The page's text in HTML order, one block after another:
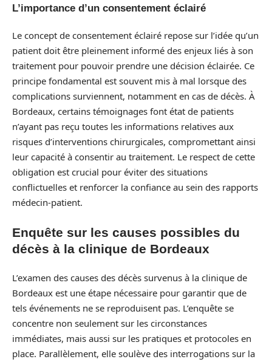
L’importance d’un consentement éclairé
Le concept de consentement éclairé repose sur l’idée qu’un
patient doit être pleinement informé des enjeux liés à son
traitement pour pouvoir prendre une décision éclairée. Ce
principe fondamental est souvent mis à mal lorsque des
complications surviennent, notamment en cas de décès. À
Bordeaux, certains témoignages font état de patients
n’ayant pas reçu toutes les informations relatives aux
risques d’interventions chirurgicales, compromettant ainsi
leur capacité à consentir au traitement. Le respect de cette
obligation est crucial pour éviter des situations
conflictuelles et renforcer la confiance au sein des rapports
médecin-patient.
Enquête sur les causes possibles du
décès à la clinique de Bordeaux
L’examen des causes des décès survenus à la clinique de
Bordeaux est une étape nécessaire pour garantir que de
tels événements ne se reproduisent pas. L’enquête se
concentre non seulement sur les circonstances
immédiates, mais aussi sur les pratiques et protocoles en
place. Parallèlement, elle soulève des interrogations sur la